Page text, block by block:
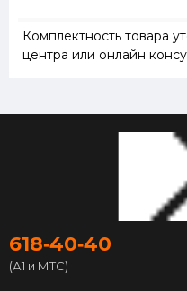
Комплектность товара
центра или онлайн
618‑40‑40
(А1 и МТС)